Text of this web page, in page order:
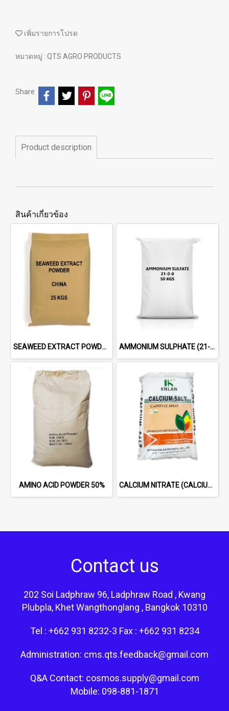
เพิ่มรายการโปรด
หมวดหมู่ : QTS AGRO PRODUCTS
Share
Product description
สินค้าเกี่ยวข้อง
SEAWEED EXTRACT POWDER 50% AMMONIUM SULPHATE (21-0-0)
AMINO ACID POWDER 50% CALCIUM NITRATE (CALCIUM SALT)
Contact us
202 Soi Ladphraw 96, Ladphraw Road , Kwang
Plubpla, Khet Wangthonglang , Bangkok 10310
Tel : +662 931 8232-3 Fax : +662 931 8234
Administration: cms.qts.feedback@gmail.com
Q&A Contact: cosmos.supply@gmail.com
Mobile: 098-881-1871